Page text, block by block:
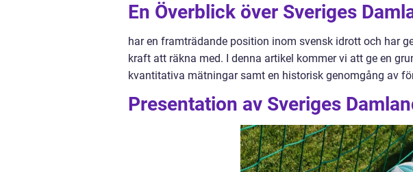
En Överblick över Sveriges
har en framträdande position inom svensk idrott och har
kraft att räkna med. I denna artikel kommer vi att ge en
kvantitativa mätningar samt en historisk genomgång av
Presentation av Sveriges